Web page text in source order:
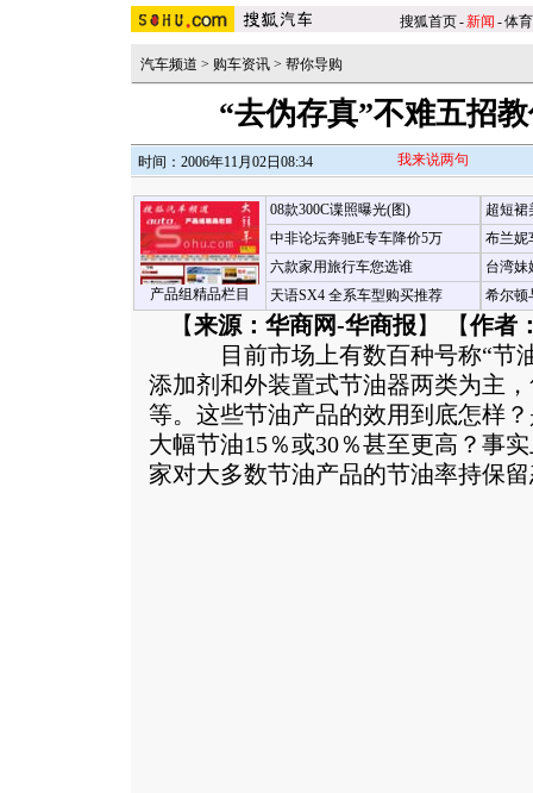
搜狐首页-新闻 -体育
汽车频道 > 购车资讯 > 帮你导购
“去伪存真”不难五招
时间：2006年11月02日08:34 我来说两句
产品组精品栏目
08款300C谍照曝光(图)
中非论坛奔驰E专车降价5万
六款家用旅行车您选谁
天语SX4 全系车型购买推荐
超短裙
布兰妮
台湾妹
希尔顿
【来源：华商网-华商报 】 【作者
目前市场上有数百种号称“节油
添加剂和外装置式节油器两类为主
等。这些节油产品的效用到底怎样
大幅节油15％或30％甚至更高？事
家对大多数节油产品的节油率持保